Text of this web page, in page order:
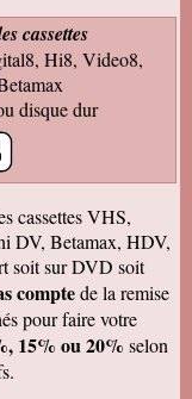
! A
la veille
de
avec ses
Je vous ferai
! Je vous
de
!
cassettes
Hi8, Video8,
disque dur
cassettes VHS,
DV, Betamax, HDV,
soit sur DVD soit
comptede la remise
pour faire votre
15% ou 20% selon